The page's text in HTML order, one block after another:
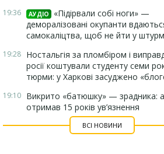
19:36 АУДІО
«Підірвали собі ноги» —
деморалізовані окупанти
самокаліцтва, щоб не йти у
19:28 Ностальгія за пломбіром і
росії коштували студенту семи
тюрми: у Харкові засуджено
19:10 Викрито «батюшку» — зрадника:
отримав 15 років ув’язнення
ВСІ НОВИНИ